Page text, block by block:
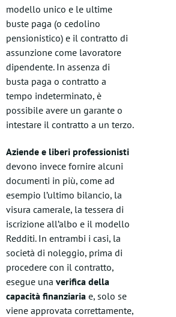
modello unico e le ultime
buste paga (o cedolino
pensionistico) e il contratto di
assunzione come lavoratore
dipendente. In assenza di
busta paga o contratto a
tempo indeterminato, è
possibile avere un garante o
intestare il contratto a un terzo.
Aziende e liberi professionisti
devono invece fornire alcuni
documenti in più, come ad
esempio l’ultimo bilancio, la
visura camerale, la tessera di
iscrizione all’albo e il modello
Redditi. In entrambi i casi, la
società di noleggio, prima di
procedere con il contratto,
esegue una verifica della
capacità finanziaria e, solo se
viene approvata correttamente,